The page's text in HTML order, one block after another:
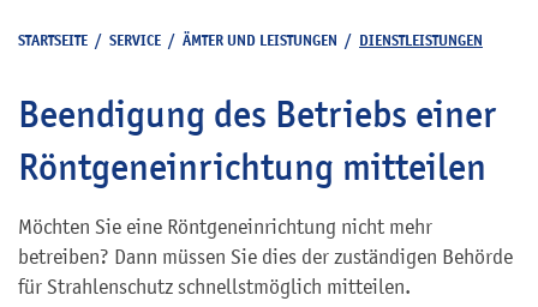
STARTSEITE / SERVICE / ÄMTER UND LEISTUNGEN / DIENSTLEISTUNGEN
Beendigung des Betriebs einer
Röntgeneinrichtung mitteilen
Möchten Sie eine Röntgeneinrichtung nicht mehr
betreiben? Dann müssen Sie dies der zuständigen Behörde
für Strahlenschutz schnellstmöglich mitteilen.